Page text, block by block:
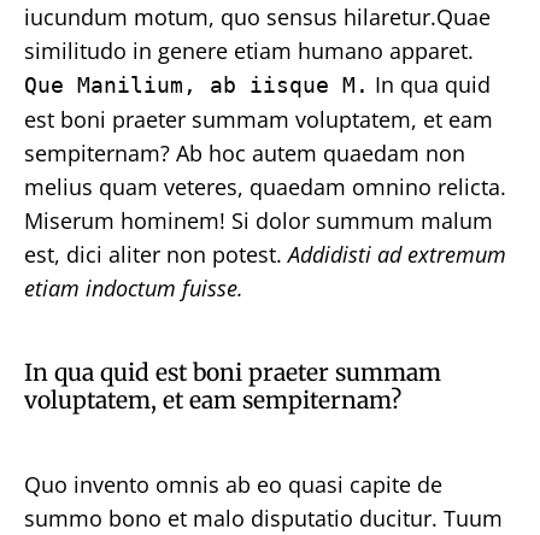
iucundum motum, quo sensus hilaretur.Quae
similitudo in genere etiam humano apparet.
Que Manilium, ab iisque M. In qua quid
est boni praeter summam voluptatem, et eam
sempiternam? Ab hoc autem quaedam non
melius quam veteres, quaedam omnino relicta.
Miserum hominem! Si dolor summum malum
est, dici aliter non potest.Addidisti ad extremum
etiam indoctum fuisse.
In qua quid est boni praeter summam
voluptatem, et eam sempiternam?
Quo invento omnis ab eo quasi capite de
summo bono et malo disputatio ducitur. Tuum